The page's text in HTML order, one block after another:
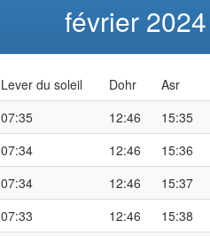
février 2024
Lever du soleil Dohr Asr
07:35 12:46 15:35
07:34 12:46 15:36
07:34 12:46 15:37
07:33 12:46 15:38